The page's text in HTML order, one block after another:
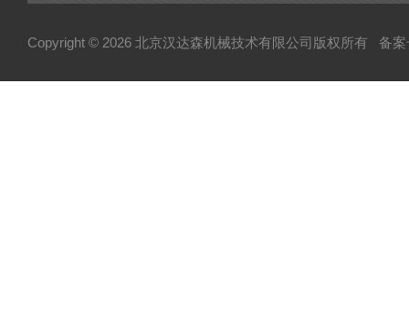
Copyright © 2026 北京汉达森机械技术有限公司版权所有 备案